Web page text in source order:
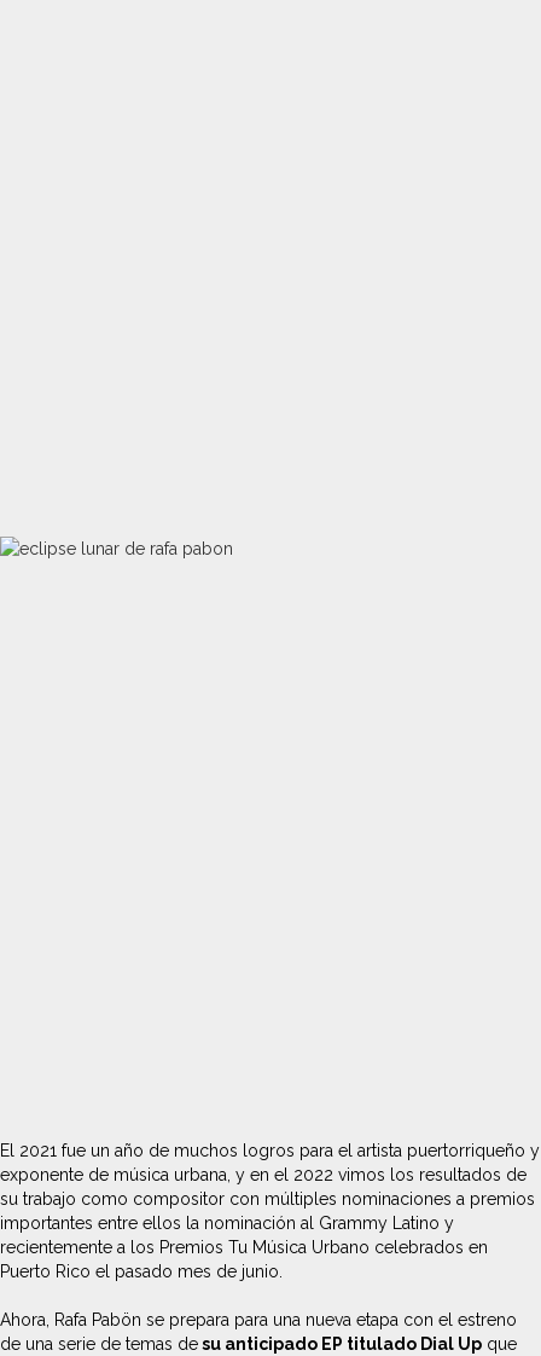
El 2021 fue un año de muchos logros para el artista puertorriqueño y
exponente de música urbana, y en el 2022 vimos los resultados de
su trabajo como compositor con múltiples nominaciones a premios
importantes entre ellos la nominación al Grammy Latino y
recientemente a los Premios Tu Música Urbano celebrados en
Puerto Rico el pasado mes de junio.
Ahora, Rafa Pabön se prepara para una nueva etapa con el estreno
de una serie de temas desu anticipado EP titulado Dial Up que